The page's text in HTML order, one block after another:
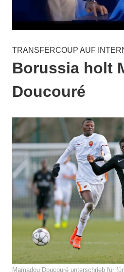
TRANSFERCOUP AUF
Borussia holt
Doucouré
Mamadou Doucouré unterschrieb für